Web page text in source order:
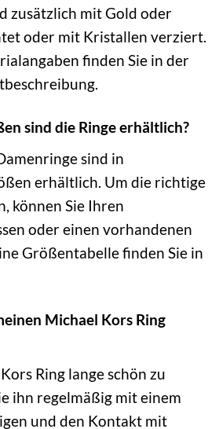
zusätzlich mit Gold oder
oder mit Kristallen verziert.
finden Sie in der
sind die Ringe erhältlich?
sind in
erhältlich. Um die richtige
können Sie Ihren
oder einen vorhandenen
Größentabelle finden Sie in
Michael Kors Ring
Ring lange schön zu
ihn regelmäßig mit einem
und den Kontakt mit